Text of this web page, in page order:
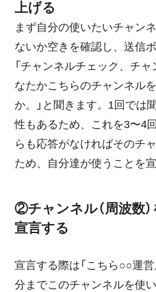
上げる
まず自分の使いたいチャン
ないか空きを確認し、送信
「チャンネルチェック、チ
なたかこちらのチャンネル
か。」と聞きます。1回では
性もあるため、これを3〜4
らも応答がなければそのチ
ため、自分達が使うことを宣
②チャンネル（周波数
宣言する
宣言する際は「こちら○○運
分までこのチャンネルを使